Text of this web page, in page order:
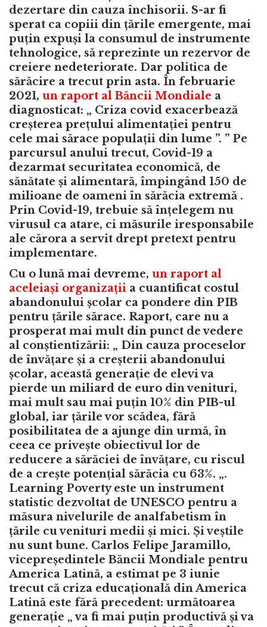
dezertare din cauza închisorii. S-ar fi
sperat ca copiii din țările emergente, mai
puțin expuși la consumul de instrumente
tehnologice, să reprezinte un rezervor de
creiere nedeteriorate. Dar politica de
sărăcire a trecut prin asta. În februarie
2021, un raport al Băncii Mondiale a
diagnosticat: „ Criza covid exacerbează
creșterea prețului alimentației pentru
cele mai sărace populații din lume ”. ” Pe
parcursul anului trecut, Covid-19 a
dezarmat securitatea economică, de
sănătate și alimentară, împingând 150 de
milioane de oameni în sărăcia extremă .
Prin Covid-19, trebuie să înțelegem nu
virusul ca atare, ci măsurile iresponsabile
ale cărora a servit drept pretext pentru
implementare.
Cu o lună mai devreme, un raport al
aceleiași organizații a cuantificat costul
abandonului școlar ca pondere din PIB
pentru țările sărace. Raport, care nu a
prosperat mai mult din punct de vedere
al conștientizării: „ Din cauza proceselor
de învățare și a creșterii abandonului
școlar, această generație de elevi va
pierde un miliard de euro din venituri,
mai mult sau mai puțin 10% din PIB-ul
global, iar țările vor scădea, fără
posibilitatea de a ajunge din urmă, în
ceea ce privește obiectivul lor de
reducere a sărăciei de învățare, cu riscul
de a crește potențial sărăcia cu 63%. „.
Learning Poverty este un instrument
statistic dezvoltat de UNESCO pentru a
măsura nivelurile de analfabetism în
țările cu venituri medii și mici. Și veștile
nu sunt bune. Carlos Felipe Jaramillo,
vicepreședintele Băncii Mondiale pentru
America Latină, a estimat pe 3 iunie
trecut că criza educațională din America
Latină este fără precedent: următoarea
generație „ va fi mai puțin productivă și va